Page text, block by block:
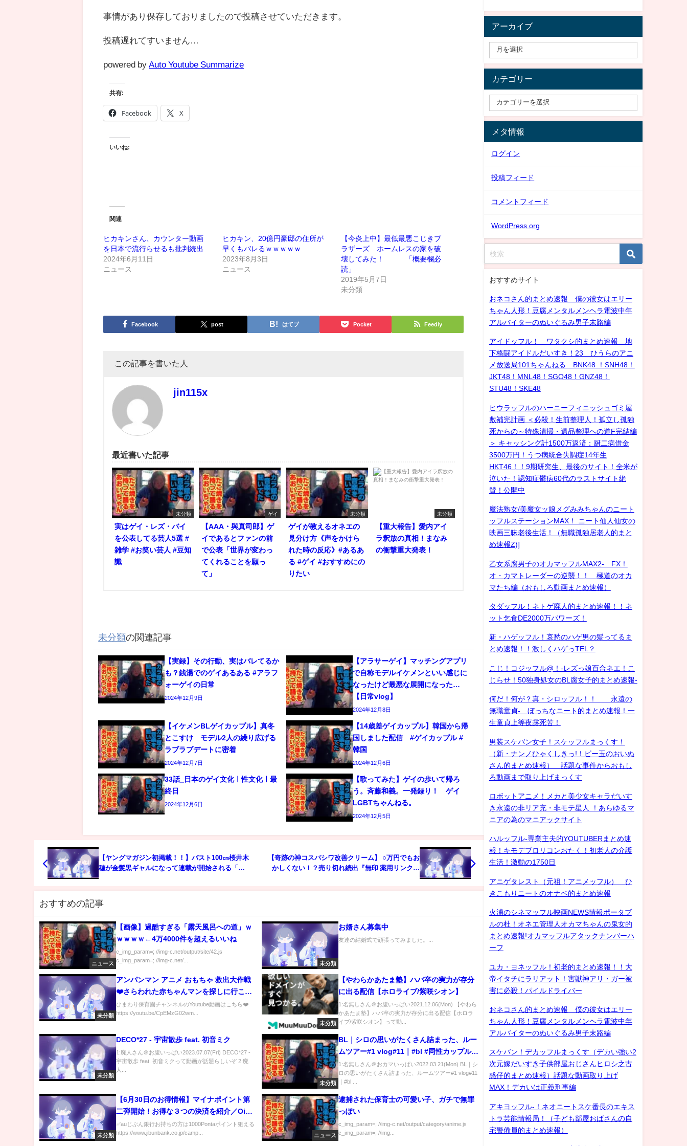
事情があり保存しておりましたので投稿させていただきます。
投稿遅れてすいません…
powered by Auto Youtube Summarize
共有:
Facebook X
いいね:
関連
ヒカキンさん、カウンター動画
を日本で流行らせるも批判続出
2024年6月11日
ニュース
ヒカキン、20億円豪邸の住所が
早くもバレるｗｗｗｗｗ
2023年8月3日
ニュース
【今炎上中】最低最悪こじきブ
ラザーズ ホームレスの家を破
壊してみた！ 「概要欄必
読」
2019年5月7日
未分類
Facebook post はてブ Pocket Feedly
この記事を書いた人
jin115x
最近書いた記事
未分類
実はゲイ・レズ・バイ
を公表してる芸人5選 #
雑学 #お笑い芸人 #豆知
識
ゲイ
【AAA・與真司郎】ゲ
イであるとファンの前
で公表「世界が変わっ
てくれることを願っ
て」
未分類
ゲイが教えるオネエの
見分け方《声をかけら
れた時の反応》#あるあ
る #ゲイ #おすすめにの
りたい
未分類
【重大報告】愛内アイ
ラ釈放の真相！まなみ
の衝撃重大発表！
未分類の関連記事
【実録】その行動、実はバレてるか
も？銭湯でのゲイあるある #アラフ
ォーゲイの日常
2024年12月9日
【アラサーゲイ】マッチングアプリ
で自称モデルイケメンといい感じに
なったけど最悪な展開になった…
【日常vlog】
2024年12月8日
【イケメンBLゲイカップル】真冬
とこすけ モデル2人の繰り広げる
ラブラブデートに密着
2024年12月7日
【14歳差ゲイカップル】韓国から帰
国しました配信 #ゲイカップル #
韓国
2024年12月6日
33話_日本のゲイ文化ㅣ性文化ㅣ最
終日
2024年12月6日
【歌ってみた】ゲイの歩いて帰ろ
う。斉藤和義。一発録り！ ゲイ
LGBTちゃんねる。
2024年12月5日
【ヤングマガジン初掲載！！】バスト100㎝桜井木
穂が金髪黒ギャルになって連載が開始される「ギ
【奇跡の神コスパシワ改善クリーム】 ○万円でもお
かしくない！？売り切れ続出『無印 薬用リンクル
おすすめの記事
ニュース
【画像】過酷すぎる「露天風呂への道」ｗ
ｗｗｗｗ←4万4000件を超えるいいね
c_img_param=; //img-c.net/output/site/42.js
c_img_param=; //img-c.net/...
未分類
お婿さん募集中
友達の結婚式で頑張ってみました。...
未分類
アンパンマン アニメ おもちゃ 救出大作戦
❤️さらわれた赤ちゃんマンを探しに行こう
⭐ひとりで遠くにいったらあぶないよ！
ひまわり保育園チャンネルのYoutube動画はこちら❤️
https://youtu.be/CpEMzG02wm...
未分類
【やわらかあたま塾】ハバ卒の実力が存分
に出る配信【ホロライブ/紫咲シオン】
1:名無しさん＠お腹いっぱい2021.12.06(Mon) 【やわら
かあたま塾】ハバ卒の実力が存分に出る配信【ホロラ
イブ/紫咲シオン】って動...
未分類
DECO*27 - 宇宙散歩 feat. 初音ミク
1:廃人さん＠お腹いっぱい2023.07.07(Fri) DECO*27 -
宇宙散歩 feat. 初音ミクって動画が話題らしいぞ 2:廃
人...
未分類
BL｜シロの思いがたくさん詰まった、ルー
ムツアー#1 vlog#11｜#bl #同性カップル #
ゲイカップル #ゲイ #モーニングルーティ
ン #ルームツアー
1:名無しさん＠おカマいっぱい2022.03.21(Mon) BL｜シ
ロの思いがたくさん詰まった、ルームツアー#1 vlog#11
｜#bl ...
未分類
【6月30日のお得情報】マイナポイント第
二弾開始！お得な３つの決済を紹介／Oisix
の超お得なお試しセット／東急ハンズポイ
ント10倍／ドトールVISAタッチ決済20%還
✅auじぶん銀行お持ちの方は1000Pontaポイント狙える
https://www.jibunbank.co.jp/camp...
ニュース
逮捕された保育士の可愛い子、ガチで無罪
っぽい
c_img_param=; //img-c.net/output/category/anime.js
c_img_param=; //img...
アーカイブ
カテゴリー
メタ情報
ログイン
投稿フィード
コメントフィード
WordPress.org
おすすめサイト
おネコさん的まとめ速報 僕の彼女はエリー
ちゃん人形！豆腐メンタルメンヘラ電波中年
アルバイターのぬいぐるみ男子末路編
アイドッフル！ ワタクシ的まとめ速報 地
下格闘アイドルだいすき！23 ひうらのアニ
メ放送局101ちゃんねる BNK48 ！SNH48！
JKT48！MNL48！SGO48！GNZ48！
STU48！SKE48
ヒウラッフルのハーニーフィニッシュゴミ屋
敷補完計画 ＜必殺！生前整理人！孤立し孤独
死からの～特殊清掃・遺品整理への道F完結編
＞ キャッシング計1500万返済：厨二病借金
3500万円！うつ病統合失調症14年生
HKT46！！9期研究生、最後のサイト！全米が
泣いた！認知症鬱病60代のラストサイト絶
賛！公開中
魔法熟女/美魔女ッ娘メグみみちゃんのニート
ッフルステーションMAX！ ニート仙人仙女の
映画三昧老後生活！（無職孤独居老人的まと
め速報Z)]
乙女系腐男子のオカマッフルMAX2- FX！
オ・カマトレーダーの逆襲！！ 極道のオカ
マたち編（おもしろ動画まとめ速報）
タダッフル！ネトゲ廃人的まとめ速報！！ネ
ット乞食DE2000万パワーズ！
新・ハゲッフル！哀愁のハゲ男の髪ってるま
とめ速報！！激しくハゲっTEL？
こじ！コジッフル@！-レズっ娘百合ネエ！こ
じらせ！50独身処女のBL腐女子的まとめ速報-
何だ！何が？真・シロッフル！！ 永遠の
無職童貞- ぼっちなニート的まとめ速報！一
生童貞上等夜露死苦！
男装スケバン女子！スケッフルまっくす！
（新・ナンノひゃくしきっ!！ビー玉のおいぬ
さん的まとめ速報） 話題な事件からおもし
ろ動画まで取り上げまっくす
ロボットアニメ！メカと美少女キャラだいす
き永遠の非リア充・非モテ星人 ！あらゆるマ
ニアの為のマニアックサイト
ハルッフル-専業主夫的YOUTUBERまとめ速
報！キモデブロリコンおたく！初老人の介護
生活！激動の1750日
アニゲタレスト（元祖！アニメッフル） ひ
きこもりニートのオナベ的まとめ速報
火浦のシネマッフル映画NEWS情報ポータブ
ルの杜！オネエ管理人オカマちゃんの鬼女的
まとめ速報!オカマッフルアタックナンバーハ
ーフ
ユカ・ヨネッフル！初老的まとめ速報！！大
帝イタチにラリアット！害獣神アリ・ガー被
害に必殺！パイルドライバー
おネコさん的まとめ速報 僕の彼女はエリー
ちゃん人形！豆腐メンタルメンヘラ電波中年
アルバイターのぬいぐるみ男子末路編
スケバン！デカッフルまっくす（デカい強い2
次元嫁だいすき子供部屋おじさんヒロシ之古
惑仔的まとめ速報）話題な動画取り上げ
MAX！デカいは正義刑事編
アキヨッフル-！ネオニートスケ番長のエキス
トラ芸能情報局！（子ども部屋おばさんの自
宅警備員的まとめ速報）